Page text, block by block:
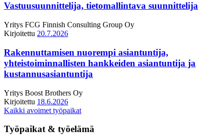
Vastuusuunnittelija, tietomallintava suunnittelija
Yritys FCG Finnish Consulting Group Oy
Kirjoitettu 20.7.2026
Rakennuttamisen nuorempi asiantuntija,
yhteistoiminnallisten hankkeiden asiantuntija ja
kustannusasiantuntija
Yritys Boost Brothers Oy
Kirjoitettu 18.6.2026
Kaikki avoimet työpaikat
Työpaikat & työelämä